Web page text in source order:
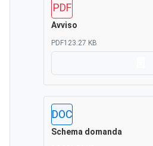
PDF
Avviso
PDF123.27 KB
DOC
Schema domanda